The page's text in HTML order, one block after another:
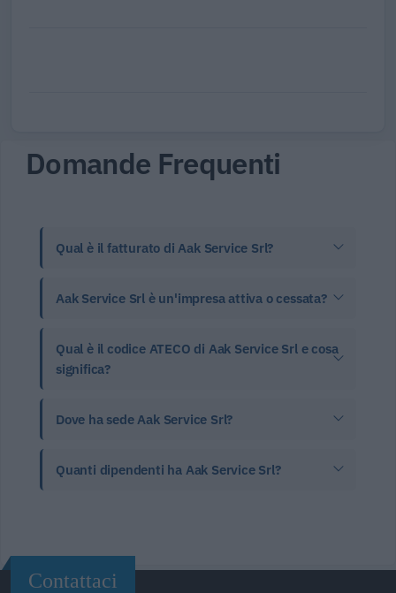
Domande Frequenti
Qual è il fatturato di Aak Service Srl?
Aak Service Srl è un'impresa attiva o cessata?
Qual è il codice ATECO di Aak Service Srl e cosa
significa?
Dove ha sede Aak Service Srl?
Quanti dipendenti ha Aak Service Srl?
Contattaci